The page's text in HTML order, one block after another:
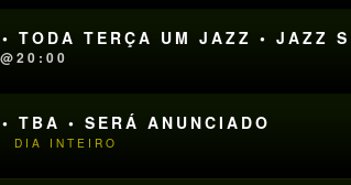
TODA TERÇA UM JAZZ • JAZZ
TBA • SERÁ ANUNCIADO
DIA INTEIRO